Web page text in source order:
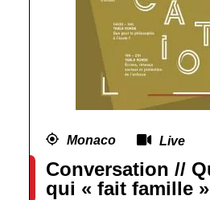
Monaco Live
Conversation //
qui « fait famille